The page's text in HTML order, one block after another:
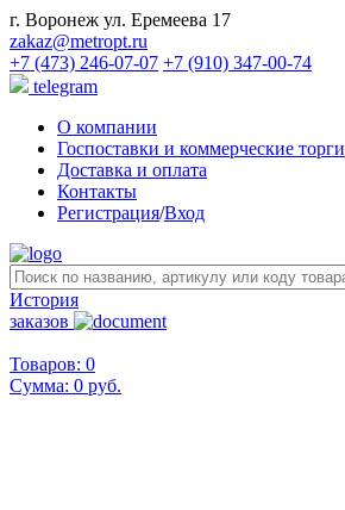
г. Воронеж ул. Еремеева 17
zakaz@metropt.ru
+7 (473) 246-07-07 +7 (910) 347-00-74
telegram
О компании
Госпоставки и коммерческие торги
Доставка и оплата
Контакты
Регистрация/Вход
История
заказов
Товаров: 0
Сумма: 0 руб.